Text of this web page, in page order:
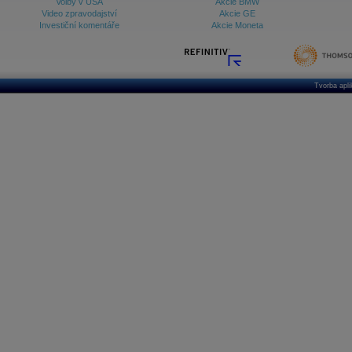
Video zpravodajství
Investiční komentáře
Akcie GE
Akcie Moneta
Tvorba